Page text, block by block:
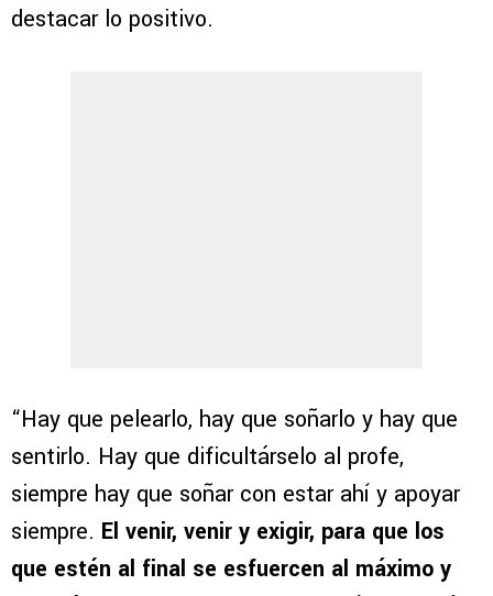
destacar lo positivo.
“Hay que pelearlo, hay que soñarlo y hay que
sentirlo. Hay que dificultárselo al profe,
siempre hay que soñar con estar ahí y apoyar
siempre. El venir, venir y exigir, para que los
que estén al final se esfuercen al máximo y